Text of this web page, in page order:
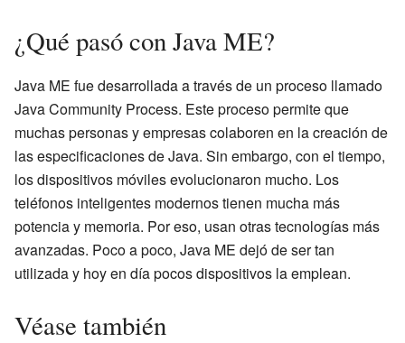
¿Qué pasó con Java ME?
Java ME fue desarrollada a través de un proceso llamado
Java Community Process. Este proceso permite que
muchas personas y empresas colaboren en la creación de
las especificaciones de Java. Sin embargo, con el tiempo,
los dispositivos móviles evolucionaron mucho. Los
teléfonos inteligentes modernos tienen mucha más
potencia y memoria. Por eso, usan otras tecnologías más
avanzadas. Poco a poco, Java ME dejó de ser tan
utilizada y hoy en día pocos dispositivos la emplean.
Véase también